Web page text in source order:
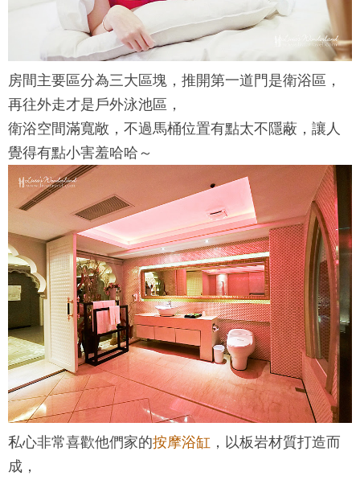
房間主要區分為三大區塊，推開第一道門是衛浴區，
再往外走才是戶外泳池區，
衛浴空間滿寬敞，不過馬桶位置有點太不隱蔽，讓人
覺得有點小害羞哈哈～
私心非常喜歡他們家的按摩浴缸 ，以板岩材質打造而
成，